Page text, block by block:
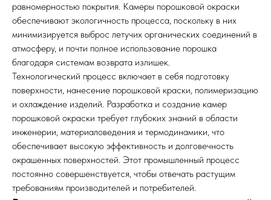
равномерностью покрытия. Камеры порошковой окраски
обеспечивают экологичность процесса, поскольку в них
минимизируется выброс летучих органических соединений в
атмосферу, и почти полное использование порошка
благодаря системам возврата излишек.
Технологический процесс включает в себя подготовку
поверхности, нанесение порошковой краски, полимеризацию
и охлаждение изделий. Разработка и создание камер
порошковой окраски требует глубоких знаний в области
инженерии, материаловедения и термодинамики, что
обеспечивает высокую эффективность и долговечность
окрашенных поверхностей. Этот промышленный процесс
постоянно совершенствуется, чтобы отвечать растущим
требованиям производителей и потребителей.